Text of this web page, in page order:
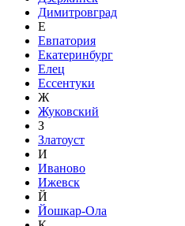
Димитровград
Е
Евпатория
Екатеринбург
Елец
Ессентуки
Ж
Жуковский
З
Златоуст
И
Иваново
Ижевск
Й
Йошкар-Ола